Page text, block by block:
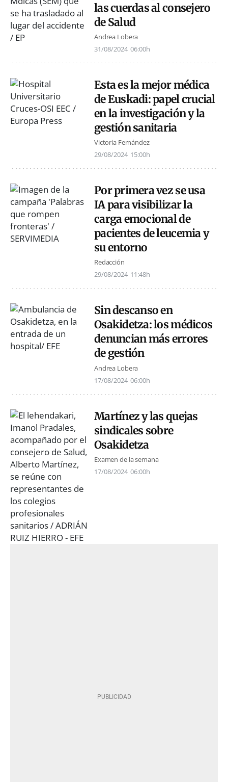
las cuerdas al consejero
de Salud
Andrea Lobera
31/08/2024 06:00h
Esta es la mejor médica
de Euskadi: papel crucial
en la investigación y la
gestión sanitaria
Victoria Fernández
29/08/2024 15:00h
Por primera vez se usa
IA para visibilizar la
carga emocional de
pacientes de leucemia y
su entorno
Redacción
29/08/2024 11:48h
Sin descanso en
Osakidetza: los médicos
denuncian más errores
de gestión
Andrea Lobera
17/08/2024 06:00h
Martínez y las quejas
sindicales sobre
Osakidetza
Examen de la semana
17/08/2024 06:00h